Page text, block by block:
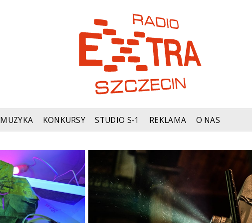
MUZYKA KONKURSY STUDIO S-1 REKLAMA O NAS